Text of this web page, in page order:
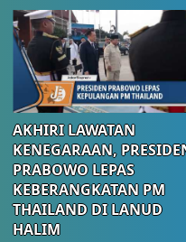
AKHIRI LAWATAN
KENEGARAAN,
PRABOWO LEPAS
KEBERANGKATAN PM
THAILAND DI LANUD
HALIM